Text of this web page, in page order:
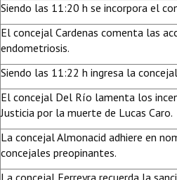
Siendo las 11:20 h se incorpora el
El concejal Cardenas comenta las
endometriosis.
Siendo las 11:22 h ingresa la
El concejal Del Río lamenta los
Justicia por la muerte de Lucas Caro.
La concejal Almonacid adhiere en
concejales preopinantes.
La concejal Ferreyra recuerda la